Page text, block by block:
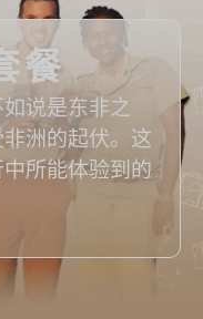
餐
说是东非之
洲的起伏。这
所能体验到的